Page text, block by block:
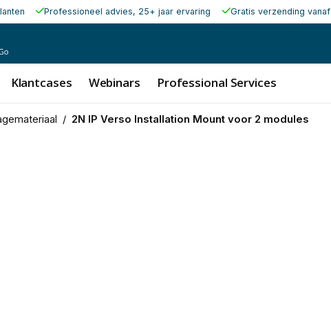
Professioneel advies, 25+ jaar ervaring Gratis verzending vanaf
Klantcases Webinars Professional Services
/ 2N IP Verso Installation Mount voor 2 modules